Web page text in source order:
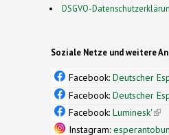
DSGVO-
Soziale Netze und weitere
Facebook: Deutscher
Facebook: Deutscher
Facebook: Luminesk'
Instagram: